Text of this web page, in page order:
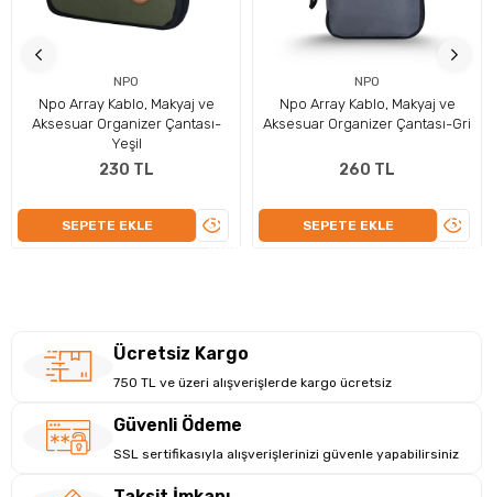
Dell EcoLoop Pro Slim sırt çantası, çevreye duyarlı üretimi ve
profesyonel tasarımıyla hem gezgin hem de ofis kullanıcıları için
NPO
Npo Array Kablo, Makyaj ve
Aksesuar Organizer Çantası-
Yeşil
230 TL
SEPETE EKLE
ÜRÜNÜ
NPO
Npo Array Kablo, Makyaj ve
Aksesuar Organizer Çantası-Gri
260 TL
SEPETE EKLE
Ücretsiz Kargo
750 TL ve üzeri alışverişlerde kargo ücretsiz
Güvenli Ödeme
SSL sertifikasıyla alışverişlerinizi güvenle yapabilirsiniz